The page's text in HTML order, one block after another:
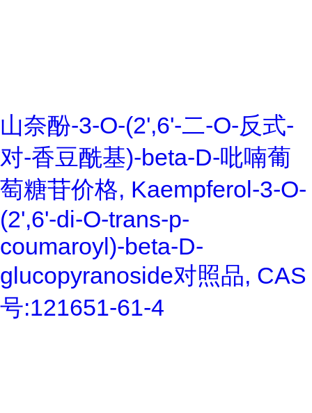
山奈酚-3-O-(2',6'-二-O-反式-
对-香豆酰基)-beta-D-吡喃葡
萄糖苷价格, Kaempferol-3-O-
(2',6'-di-O-trans-p-
coumaroyl)-beta-D-
glucopyranoside对照品, CAS
号:121651-61-4